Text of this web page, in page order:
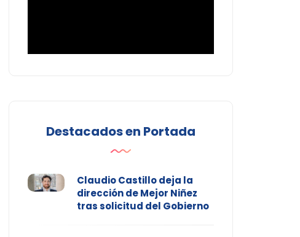
Destacados en Portada
Claudio Castillo deja la
dirección de Mejor Niñez
tras solicitud del Gobierno